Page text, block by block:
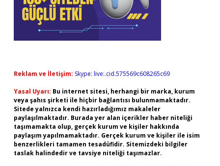
Reklam ve İletişim: Skype: live:.cid.575569c608265c69
Yasal Uyarı: Bu internet sitesi, herhangi bir marka, kurum
veya şahıs şirketi ile hiçbir bağlantısı bulunmamaktadır.
Sitede yalnızca kendi hazırladığımız makaleler
paylaşılmaktadır. Burada yer alan içerikler haber niteliği
taşımamakta olup, gerçek kurum ve kişiler hakkında
paylaşım yapılmamaktadır. Gerçek kurum ve kişiler ile isim
benzerlikleri tamamen tesadüfidir. Sitemizdeki bilgiler
taslak halindedir ve tavsiye niteliği taşımazlar.